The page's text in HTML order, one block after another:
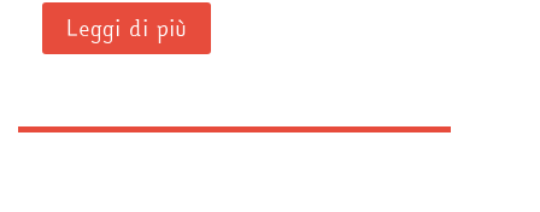
Leggi di più